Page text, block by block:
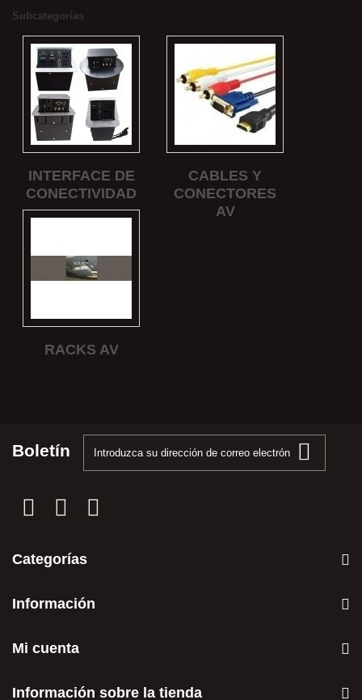
Subcategorías
INTERFACE DE
CONECTIVIDAD
CABLES Y
CONECTORES
AV
RACKS AV
Boletín
Categorías
Información
Mi cuenta
Información sobre la tienda